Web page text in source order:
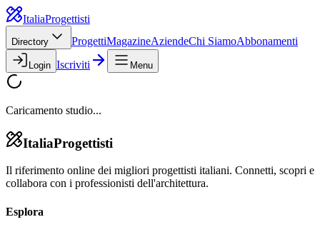
ItaliaProgettisti
Directory ProgettiMagazineAziendeChi SiamoAbbonamenti
Login Iscriviti Menu
Caricamento studio...
ItaliaProgettisti
Il riferimento online dei migliori progettisti italiani. Connetti, scopri e
collabora con i professionisti dell'architettura.
Esplora